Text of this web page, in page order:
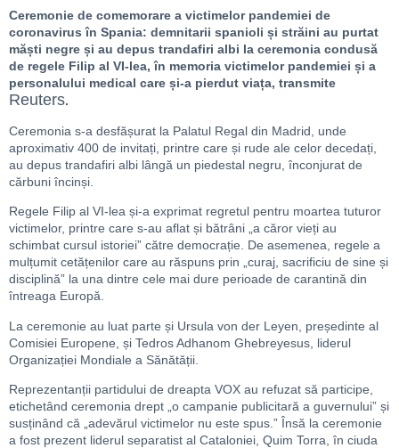
Ceremonie de comemorare a victimelor pandemiei de
coronavirus în Spania: demnitarii spanioli și străini au purtat
măști negre și au depus trandafiri albi la ceremonia condusă
de regele Filip al VI-lea, în memoria victimelor pandemiei și a
personalului medical care și-a pierdut viața, transmite
Reuters.
Ceremonia s-a desfășurat la Palatul Regal din Madrid, unde
aproximativ 400 de invitați, printre care și rude ale celor decedați,
au depus trandafiri albi lângă un piedestal negru, înconjurat de
cărbuni încinși.
Regele Filip al VI-lea și-a exprimat regretul pentru moartea tuturor
victimelor, printre care s-au aflat și bătrâni „a căror vieți au
schimbat cursul istoriei” către democrație. De asemenea, regele a
mulțumit cetățenilor care au răspuns prin „curaj, sacrificiu de sine și
disciplină” la una dintre cele mai dure perioade de carantină din
întreaga Europă.
La ceremonie au luat parte și Ursula von der Leyen, președinte al
Comisiei Europene, și Tedros Adhanom Ghebreyesus, liderul
Organizației Mondiale a Sănătății.
Reprezentanții partidului de dreapta VOX au refuzat să participe,
etichetând ceremonia drept „o campanie publicitară a guvernului” și
susținând că „adevărul victimelor nu este spus.” Însă la ceremonie
a fost prezent liderul separatist al Cataloniei, Quim Torra, în ciuda